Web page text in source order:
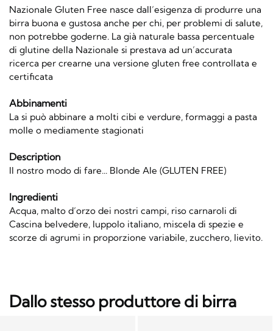
Nazionale Gluten Free nasce dall’esigenza di produrre una
birra buona e gustosa anche per chi, per problemi di salute,
non potrebbe goderne. La già naturale bassa percentuale
di glutine della Nazionale si prestava ad un’accurata
ricerca per crearne una versione gluten free controllata e
certificata
Abbinamenti
La si può abbinare a molti cibi e verdure, formaggi a pasta
molle o mediamente stagionati
Description
Il nostro modo di fare... Blonde Ale (GLUTEN FREE)
Ingredienti
Acqua, malto d’orzo dei nostri campi, riso carnaroli di
Cascina belvedere, luppolo italiano, miscela di spezie e
scorze di agrumi in proporzione variabile, zucchero, lievito.
Dallo stesso produttore di birra